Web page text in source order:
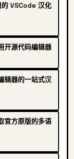
VSCode 汉化
开源代码编辑器
辑器的一站式汉
官方原版的多语